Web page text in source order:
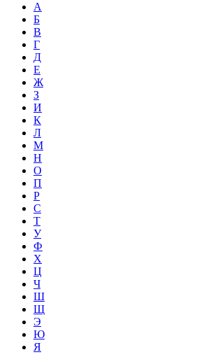
А
Б
В
Г
Д
Е
Ж
З
И
К
Л
М
Н
О
П
Р
С
Т
У
Ф
Х
Ц
Ч
Ш
Щ
Э
Ю
Я